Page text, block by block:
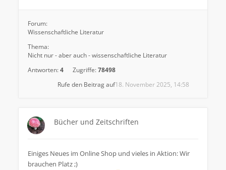
Forum:
Wissenschaftliche Literatur
Thema:
Nicht nur - aber auch - wissenschaftliche Literatur
Antworten:4 Zugriffe:78498
18. November 2025, 14:58
Rufe den Beitrag auf
Bücher und Zeitschriften
Einiges Neues im Online Shop und vieles in Aktion: Wir
brauchen Platz ;)